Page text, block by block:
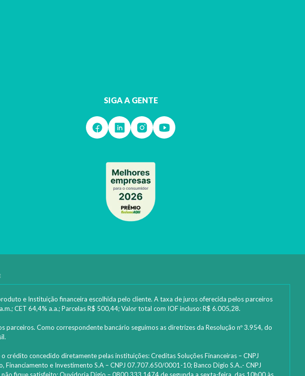
SIGA A GENTE
e Instituição financeira escolhida pelo cliente. A taxa de juros oferecida pelos parceiros
CET 64,4% a.a.; Parcelas R$ 500,44; Valor total com IOF incluso: R$ 6.005,28.
Como correspondente bancário seguimos as diretrizes da Resolução nº 3.954, do
concedido diretamente pelas instituições: ‎Creditas Soluções Financeiras – CNPJ
e Investimento S.A – CNPJ 07.707.650/0001-10; Banco Digio S.A..- CNPJ